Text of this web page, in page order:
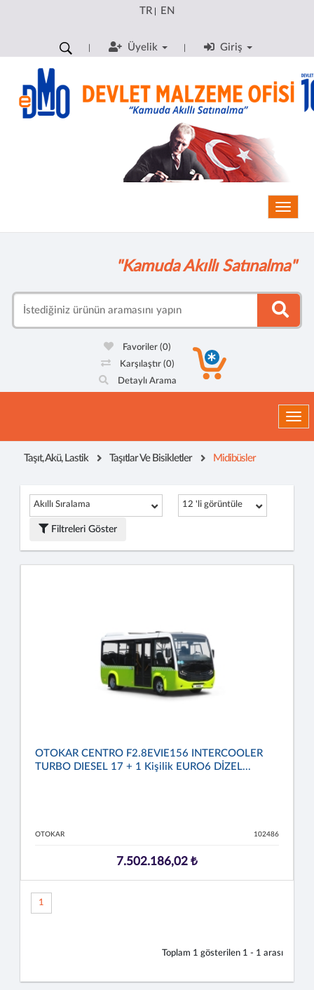
TR| EN
Üyelik Giriş
"Kamuda Akıllı Satınalma"
Favoriler(0)
Karşılaştır (0)
Detaylı Arama
Taşıt, Akü, Lastik Taşıtlar Ve Bisikletler Midibüsler
Akıllı Sıralama 12 'li görüntüle
Filtreleri Göster
OTOKAR CENTRO F2.8EVIE156 INTERCOOLER
TURBO DIESEL 17 + 1 Kişilik EURO6 DİZEL...
OTOKAR 102486
7.502.186,02 ₺
1
Toplam 1 gösterilen 1 - 1 arası